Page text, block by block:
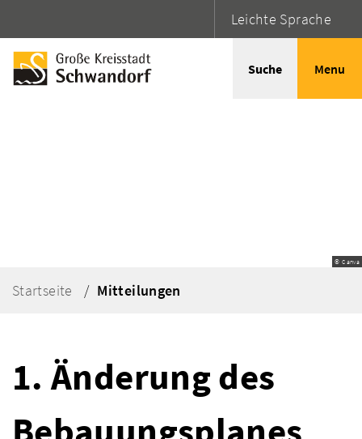
Leichte Sprache
Suche Menu
© Canva
Startseite Mitteilungen
1. Änderung des